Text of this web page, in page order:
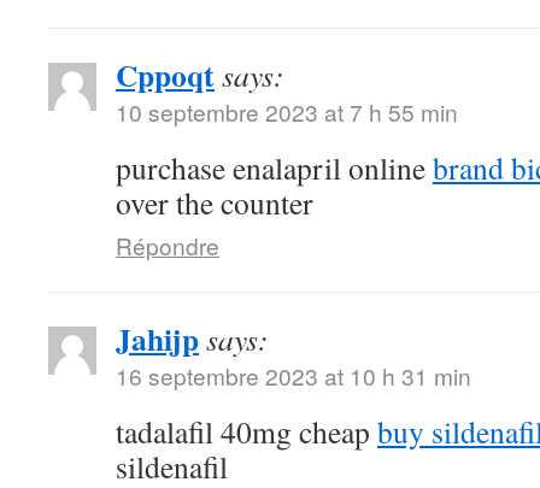
Cppoqtsays:
10 septembre 2023 at 7 h 55 min
purchase enalapril onlinebrand
over the counter
Répondre
Jahijpsays:
16 septembre 2023 at 10 h 31 min
tadalafil 40mg cheap buy
sildenafil